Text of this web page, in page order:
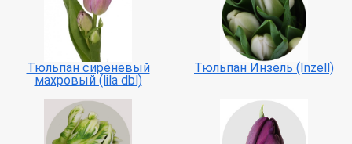
Тюльпан сиреневый
махровый (lila dbl)
Тюльпан Инзель (Inzell)